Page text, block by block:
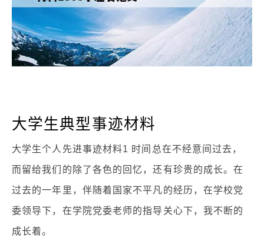
大学生典型事迹材料
大学生个人先进事迹材料1 时间总在不经意间过去，
而留给我们的除了各色的回忆，还有珍贵的成长。在
过去的一年里，伴随着国家不平凡的经历，在学校党
委领导下，在学院党委老师的指导关心下，我不断的
成长着。